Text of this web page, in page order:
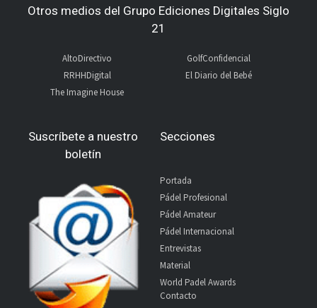
Otros medios del Grupo Ediciones Digitales Siglo
21
AltoDirectivo
RRHHDigital
The Imagine House
GolfConfidencial
El Diario del Bebé
Suscríbete a nuestro
boletín
Secciones
Portada
Pádel Profesional
Pádel Amateur
Pádel Internacional
Entrevistas
Material
World Padel Awards
Contacto